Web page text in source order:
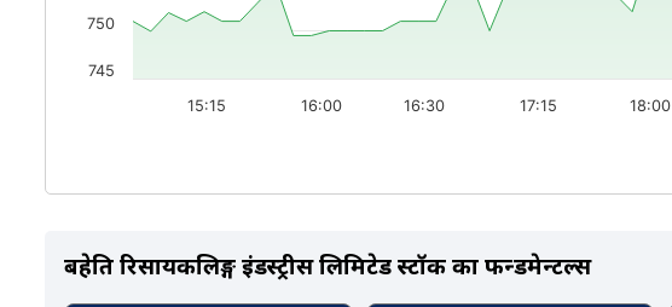
15:15 16:00 16:30 17:15 18:00
745
750
बहेति रिसायकलिङ्ग इंडस्ट्रीस लिमिटेड स्टॉक का फन्डमेन्टल्स